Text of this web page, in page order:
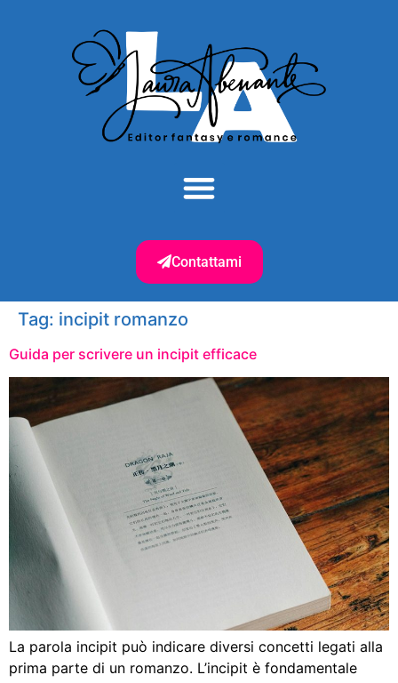
Contattami
Tag: incipit romanzo
Guida per scrivere un incipit efficace
La parola incipit può indicare diversi concetti legati alla
prima parte di un romanzo. L’incipit è fondamentale